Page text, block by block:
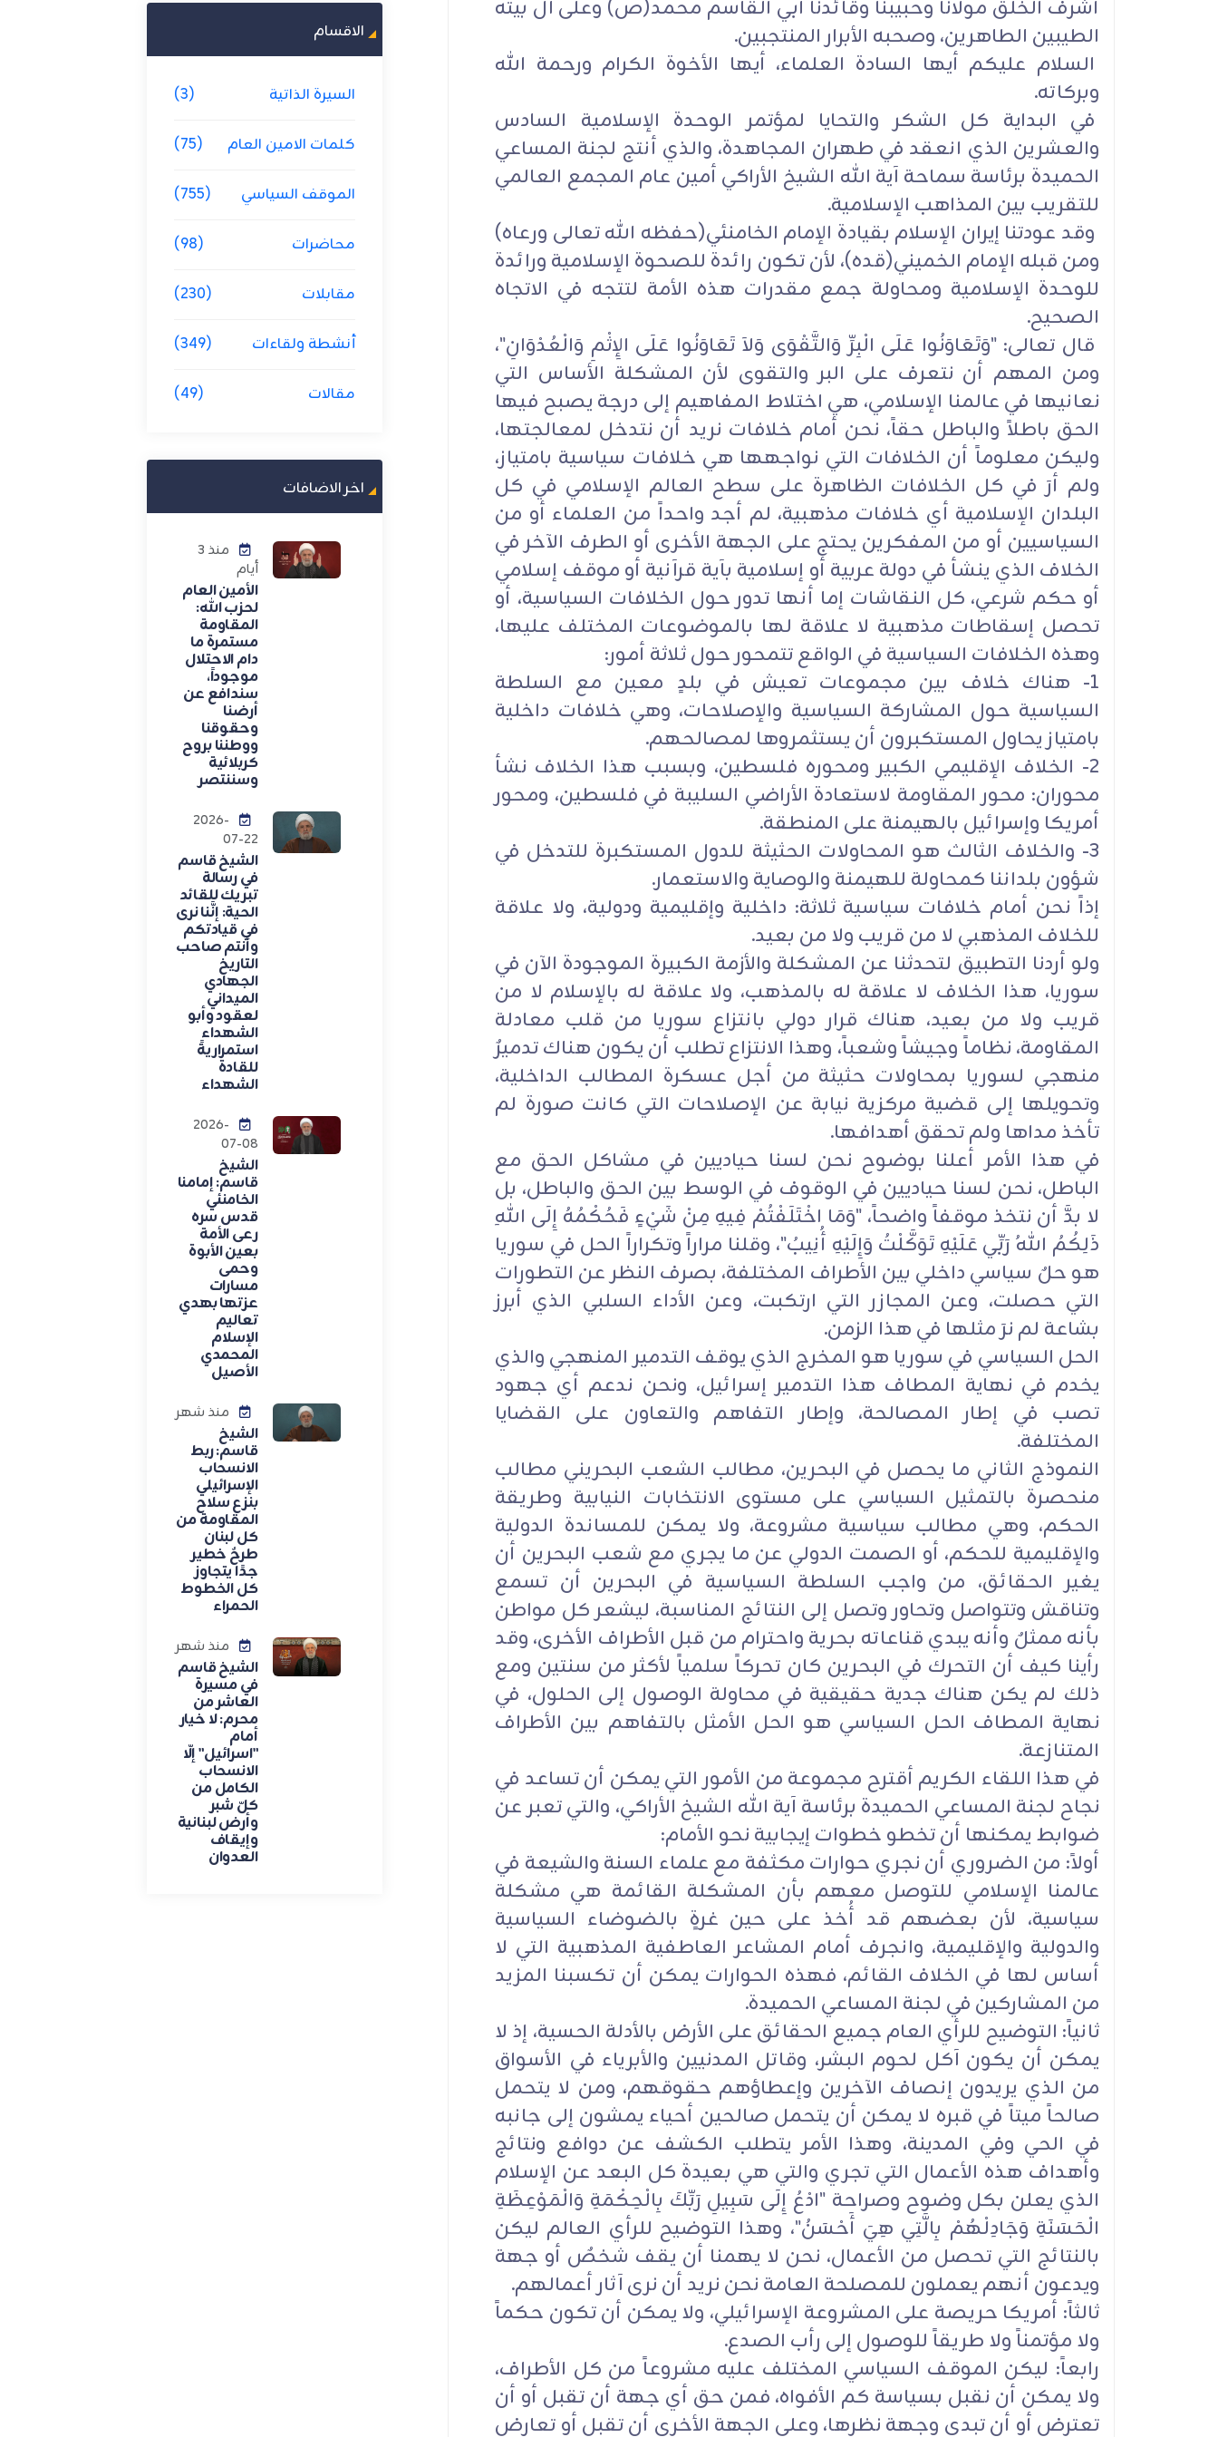
أشرف الخلق مولانا وحبيبنا وقائدنا أبي القاسم محمد(ص) وعلى آل بيته
الطيبين الطاهرين، وصحبه الأبرار المنتجبين.
السلام عليكم أيها السادة العلماء، أيها الأخوة الكرام ورحمة الله
وبركاته.
في البداية كل الشكر والتحايا لمؤتمر الوحدة الإسلامية السادس
والعشرين الذي انعقد في طهران المجاهدة، والذي أنتج لجنة المساعي
الحميدة برئاسة سماحة آية الله الشيخ الأراكي أمين عام المجمع العالمي
للتقريب بين المذاهب الإسلامية.
وقد عودتنا إيران الإسلام بقيادة الإمام الخامنئي(حفظه الله تعالى ورعاه)
ومن قبله الإمام الخميني(قده)، لأن تكون رائدة للصحوة الإسلامية ورائدة
للوحدة الإسلامية ومحاولة جمع مقدرات هذه الأمة لتتجه في الاتجاه
الصحيح.
قال تعالى: "وَتَعَاوَنُوا عَلَى الْبِرِّ وَالتَّقْوَى وَلاَ تَعَاوَنُوا عَلَى الإِثْمِ وَالْعُدْوَانِ"،
ومن المهم أن نتعرف على البر والتقوى لأن المشكلة الأساس التي
نعانيها في عالمنا الإسلامي، هي اختلاط المفاهيم إلى درجة يصبح فيها
الحق باطلاً والباطل حقاً، نحن أمام خلافات نريد أن نتدخل لمعالجتها،
وليكن معلوماً أن الخلافات التي نواجهها هي خلافات سياسية بامتياز،
ولم أرَ في كل الخلافات الظاهرة على سطح العالم الإسلامي في كل
البلدان الإسلامية أي خلافات مذهبية، لم أجد واحداً من العلماء أو من
السياسيين أو من المفكرين يحتج على الجهة الأخرى أو الطرف الآخر في
الخلاف الذي ينشأ في دولة عربية أو إسلامية بآية قرآنية أو موقف إسلامي
أو حكم شرعي، كل النقاشات إما أنها تدور حول الخلافات السياسية، أو
تحصل إسقاطات مذهبية لا علاقة لها بالموضوعات المختلف عليها،
وهذه الخلافات السياسية في الواقع تتمحور حول ثلاثة أمور:
1- هناك خلاف بين مجموعات تعيش في بلدٍ معين مع السلطة
السياسية حول المشاركة السياسية والإصلاحات، وهي خلافات داخلية
بامتياز يحاول المستكبرون أن يستثمروها لمصالحهم.
2- الخلاف الإقليمي الكبير ومحوره فلسطين، وبسبب هذا الخلاف نشأ
محوران: محور المقاومة لاستعادة الأراضي السليبة في فلسطين، ومحور
أمريكا وإسرائيل بالهيمنة على المنطقة.
3- والخلاف الثالث هو المحاولات الحثيثة للدول المستكبرة للتدخل في
شؤون بلداننا كمحاولة للهيمنة والوصاية والاستعمار.
إذاً نحن أمام خلافات سياسية ثلاثة: داخلية وإقليمية ودولية، ولا علاقة
للخلاف المذهبي لا من قريب ولا من بعيد.
ولو أردنا التطبيق لتحدثنا عن المشكلة والأزمة الكبيرة الموجودة الآن في
سوريا، هذا الخلاف لا علاقة له بالمذهب، ولا علاقة له بالإسلام لا من
قريب ولا من بعيد، هناك قرار دولي بانتزاع سوريا من قلب معادلة
المقاومة، نظاماً وجيشاً وشعباً، وهذا الانتزاع تطلب أن يكون هناك تدميرٌ
منهجي لسوريا بمحاولات حثيثة من أجل عسكرة المطالب الداخلية،
وتحويلها إلى قضية مركزية نيابة عن الإصلاحات التي كانت صورة لم
تأخذ مداها ولم تحقق أهدافها.
في هذا الأمر أعلنا بوضوح نحن لسنا حياديين في مشاكل الحق مع
الباطل، نحن لسنا حياديين في الوقوف في الوسط بين الحق والباطل، بل
لا بدَّ أن نتخذ موقفاً واضحاً، "وَمَا اخْتَلَفْتُمْ فِيهِ مِنْ شَيْءٍ فَحُكْمُهُ إِلَى اللهِ
ذَلِكُمُ اللهُ رَبِّي عَلَيْهِ تَوَكَّلْتُ وَإِلَيْهِ أُنِيبُ"، وقلنا مراراً وتكراراً الحل في سوريا
هو حلٌ سياسي داخلي بين الأطراف المختلفة، بصرف النظر عن التطورات
التي حصلت، وعن المجازر التي ارتكبت، وعن الأداء السلبي الذي أبرز
بشاعة لم نرَ مثلها في هذا الزمن.
الحل السياسي في سوريا هو المخرج الذي يوقف التدمير المنهجي والذي
يخدم في نهاية المطاف هذا التدمير إسرائيل، ونحن ندعم أي جهود
تصب في إطار المصالحة، وإطار التفاهم والتعاون على القضايا
المختلفة.
النموذج الثاني ما يحصل في البحرين، مطالب الشعب البحريني مطالب
منحصرة بالتمثيل السياسي على مستوى الانتخابات النيابية وطريقة
الحكم، وهي مطالب سياسية مشروعة، ولا يمكن للمساندة الدولية
والإقليمية للحكم، أو الصمت الدولي عن ما يجري مع شعب البحرين أن
يغير الحقائق، من واجب السلطة السياسية في البحرين أن تسمع
وتناقش وتتواصل وتحاور وتصل إلى النتائج المناسبة، ليشعر كل مواطن
بأنه ممثلٌ وأنه يبدي قناعاته بحرية واحترام من قبل الأطراف الأخرى، وقد
رأينا كيف أن التحرك في البحرين كان تحركاً سلمياً لأكثر من سنتين ومع
ذلك لم يكن هناك جدية حقيقية في محاولة الوصول إلى الحلول، في
نهاية المطاف الحل السياسي هو الحل الأمثل بالتفاهم بين الأطراف
المتنازعة.
في هذا اللقاء الكريم أقترح مجموعة من الأمور التي يمكن أن تساعد في
نجاح لجنة المساعي الحميدة برئاسة آية الله الشيخ الأراكي، والتي تعبر عن
ضوابط يمكنها أن تخطو خطوات إيجابية نحو الأمام:
أولاً: من الضروري أن نجري حوارات مكثفة مع علماء السنة والشيعة في
عالمنا الإسلامي للتوصل معهم بأن المشكلة القائمة هي مشكلة
سياسية، لأن بعضهم قد أُخذ على حين غرةٍ بالضوضاء السياسية
والدولية والإقليمية، وانجرف أمام المشاعر العاطفية المذهبية التي لا
أساس لها في الخلاف القائم، فهذه الحوارات يمكن أن تكسبنا المزيد
من المشاركين في لجنة المساعي الحميدة.
ثانياً: التوضيح للرأي العام جميع الحقائق على الأرض بالأدلة الحسية، إذ لا
يمكن أن يكون آكل لحوم البشر، وقاتل المدنيين والأبرياء في الأسواق
من الذي يريدون إنصاف الآخرين وإعطاؤهم حقوقهم، ومن لا يتحمل
صالحاً ميتاً في قبره لا يمكن أن يتحمل صالحين أحياء يمشون إلى جانبه
في الحي وفي المدينة، وهذا الأمر يتطلب الكشف عن دوافع ونتائج
وأهداف هذه الأعمال التي تجري والتي هي بعيدة كل البعد عن الإسلام
الذي يعلن بكل وضوح وصراحة "ادْعُ إِلَى سَبِيلِ رَبِّكَ بِالْحِكْمَةِ وَالْمَوْعِظَةِ
الْحَسَنَةِ وَجَادِلْهُمْ بِالَّتِي هِيَ أَحْسَنُ"، وهذا التوضيح للرأي العالم ليكن
بالنتائج التي تحصل من الأعمال، نحن لا يهمنا أن يقف شخصٌ أو جهة
ويدعون أنهم يعملون للمصلحة العامة نحن نريد أن نرى آثار أعمالهم.
ثالثاً: أمريكا حريصة على المشروعة الإسرائيلي، ولا يمكن أن تكون حكماً
ولا مؤتمناً ولا طريقاً للوصول إلى رأب الصدع.
رابعاً: ليكن الموقف السياسي المختلف عليه مشروعاً من كل الأطراف،
ولا يمكن أن نقبل بسياسة كم الأفواه، فمن حق أي جهة أن تقبل أو أن
تعترض أو أن تبدي وجهة نظرها، وعلى الجهة الأخرى أن تقبل أو تعارض
الاقسام
السيرة الذاتية (3)
كلمات الامين العام (75)
الموقف السياسي (755)
محاضرات (98)
مقابلات (230)
أنشطة ولقاءات (349)
مقالات (49)
اخر الاضافات
منذ 3
أيام
الأمين العام
لحزب الله:
المقاومة
مستمرة ما
دام الاحتلال
موجوداً،
سندافع عن
أرضنا
وحقوقنا
ووطننا بروح
كربلائية
وسننتصر
2026-
07-22
الشيخ قاسم
في رسالة
تبريك للقائد
الحية: إنَّنا نرى
في قيادتكم
وأنتم صاحب
التاريخ
الجهادي
الميداني
لعقود وأبو
الشهداء
استمراريةً
للقادة
الشهداء
2026-
07-08
الشيخ
قاسم: إمامنا
الخامنئي
قدس سره
رعى الأمة
بعين الأبوة
وحمى
مسارات
عزتها بهدي
تعاليم
الإسلام
المحمدي
الأصيل
منذ شهر
الشيخ
قاسم: ربط
الانسحاب
الإسرائيلي
بنزع سلاح
المقاومة من
كل لبنان
طرحٌ خطير
جدًا يتجاوز
كل الخطوط
الحمراء
منذ شهر
الشيخ قاسم
في مسيرة
العاشر من
محرم: لا خيار
أمام
"اسرائيل" إلّا
الانسحاب
الكامل من
كلّ شبر
وأرض لبنانية
وإيقاف
العدوان